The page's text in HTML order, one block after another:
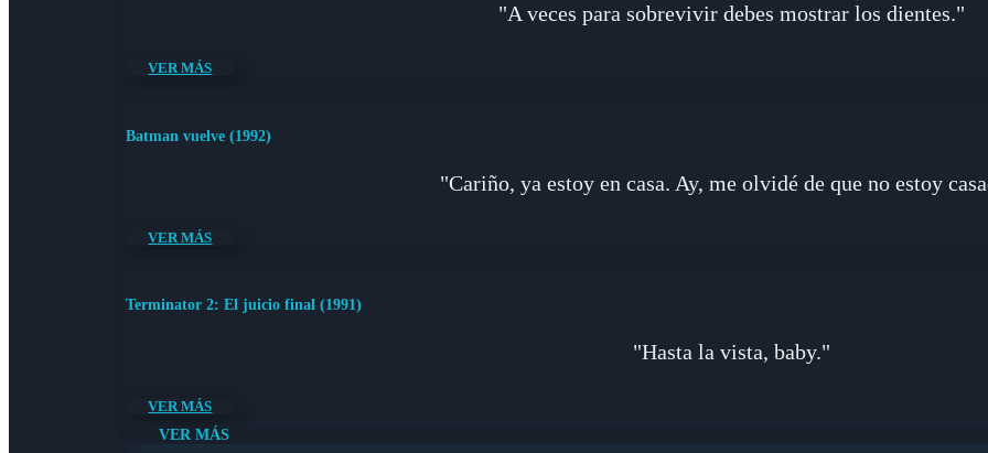
"A veces para sobrevivir debes mostrar los dientes."
VER MÁS
Batman vuelve (1992)
"Cariño, ya estoy en casa. Ay, me olvidé de que no estoy
VER MÁS
Terminator 2: El juicio final (1991)
"Hasta la vista, baby."
VER MÁS
VER MÁS